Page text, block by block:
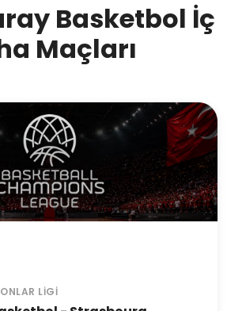
Basketbol İç
Maçları
LIGI